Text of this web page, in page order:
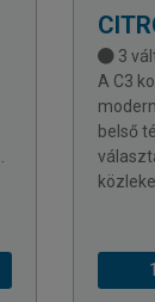
3
A C3
belső